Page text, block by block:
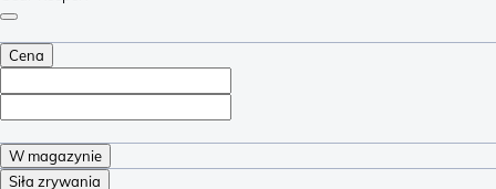
Cena
W magazynie
Siła zrywania